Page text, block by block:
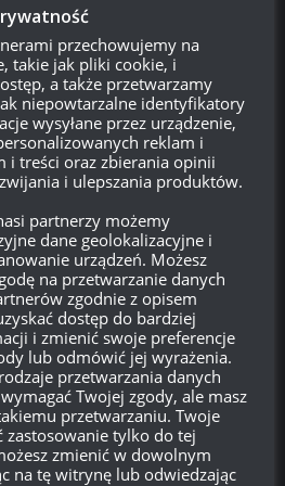
przechowujemy na
takie jak pliki cookie, i
a także przetwarzamy
niepowtarzalne identyfikatory
wysyłane przez urządzenie,
reklam i
i treści oraz zbierania opinii
i ulepszania produktów.
partnerzy możemy
dane geolokalizacyjne i
urządzeń. Możesz
na przetwarzanie danych
zgodnie z opisem
dostęp do bardziej
i zmienić swoje preferencje
lub odmówić jej wyrażenia.
przetwarzania danych
Twojej zgody, ale masz
przetwarzaniu. Twoje
zastosowanie tylko do tej
zmienić w dowolnym
na tę witrynę lub odwiedzając